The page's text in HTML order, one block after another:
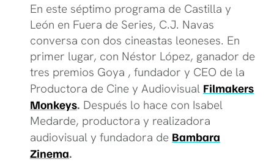
En este séptimo programa de Castilla y
León en Fuera de Series, C.J. Navas
conversa con dos cineastas leoneses. En
primer lugar, con Néstor López, ganador de
tres premios Goya , fundador y CEO de la
Productora de Cine y Audiovisual Filmakers
Monkeys. Después lo hace con Isabel
Medarde, productora y realizadora
audiovisual y fundadora de Bambara
Zinema.